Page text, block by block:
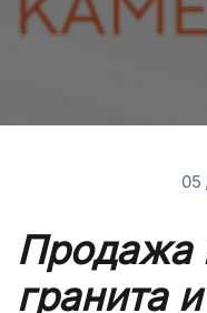
05
Продажа
гранита